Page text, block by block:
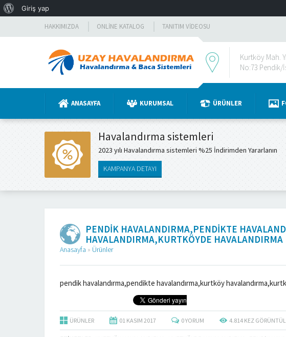
HAKKIMIZDA ONLINE KATALOG TANITIM VIDEOSU
Kurtköy Mah.
No:73 Pendik/
ANASAYFA KURUMSAL ÜRÜNLER
Havalandırma sistemleri
2023 yılı Havalandırma sistemleri %25 İndirimden Yararlanın
KAMPANYA DETAYI
PENDIK HAVALANDIRMA,PENDIKTE
HAVALANDIRMA,KURTKÖYDE HAVALANDIRMA
Anasayfa » Ürünler
pendik havalandırma,pendikte havalandırma,kurtköy
ÜRÜNLER 01 KASIM 2017 0YORUM 4.814 KEZ
WordPress
Giriş yap